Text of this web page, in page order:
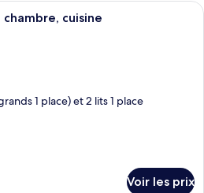
Une petite chambre mansardée de
cuisine
1 place) et 2 lits 1 place
Voir les prix